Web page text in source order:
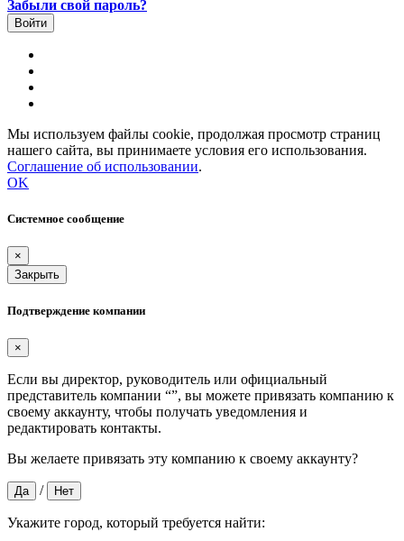
Забыли свой пароль?
Мы используем файлы cookie, продолжая просмотр страниц
нашего сайта, вы принимаете условия его использования.
Соглашение об использовании.
OK
Системное сообщение
×
Закрыть
Подтверждение компании
×
Если вы директор, руководитель или официальный
представитель компании “”, вы можете привязать компанию к
своему аккаунту, чтобы получать уведомления и
редактировать контакты.
Вы желаете привязать эту компанию к своему аккаунту?
Да / Нет
Укажите город, который требуется найти: